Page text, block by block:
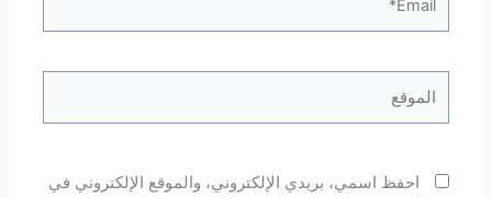
احفظ اسمي، بريدي الإلكتروني، والموقع الإلكتروني في